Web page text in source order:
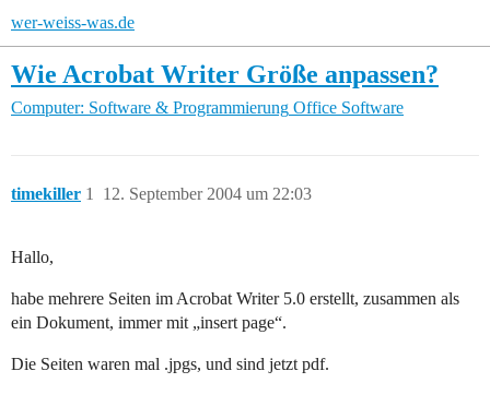
wer-weiss-was.de
Wie Acrobat Writer Größe anpassen?
Computer: Software & Programmierung Office Software
timekiller 12. September 2004 um 22:03
1
Hallo,
habe mehrere Seiten im Acrobat Writer 5.0 erstellt, zusammen als
ein Dokument, immer mit „insert page“.
Die Seiten waren mal .jpgs, und sind jetzt pdf.